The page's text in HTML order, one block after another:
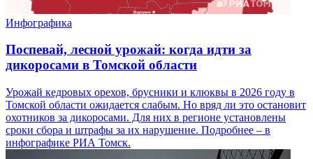
Инфографика
Поспевай, лесной урожай: когда идти за
дикоросами в Томской области
Урожай кедровых орехов, брусники и клюквы в 2026 году в
Томской области ожидается слабым. Но вряд ли это остановит
охотников за дикоросами. Для них в регионе установлены
сроки сбора и штрафы за их нарушение. Подробнее – в
инфографике РИА Томск.